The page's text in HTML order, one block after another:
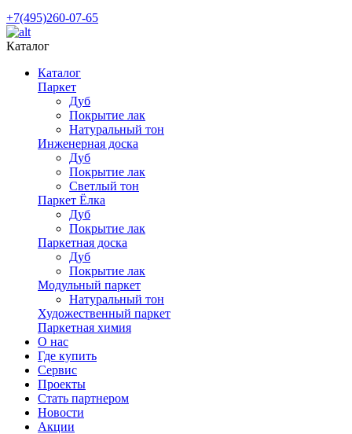
+7(495)260-07-65
Каталог
Каталог
Паркет
Дуб
Покрытие лак
Натуральный тон
Инженерная доска
Дуб
Покрытие лак
Светлый тон
Паркет Ёлка
Дуб
Покрытие лак
Паркетная доска
Дуб
Покрытие лак
Модульный паркет
Натуральный тон
Художественный паркет
Паркетная химия
О нас
Где купить
Сервис
Проекты
Стать партнером
Новости
Акции